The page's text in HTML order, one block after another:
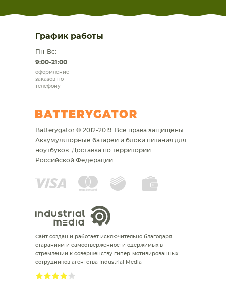
График работы
Пн-Вс:
9:00-21:00
оформление
заказов по
телефону
Batterygator © 2012-2019. Все права защищены.
Аккумуляторные батареи и блоки питания для
ноутбуков. Доставка по территории
Российской Федерации
Сайт создан и работает исключительно благодаря
стараниям и самоотверженности одержимых в
стремлении к совершенству гипер-мотивированных
сотрудников агентства Industrial Media